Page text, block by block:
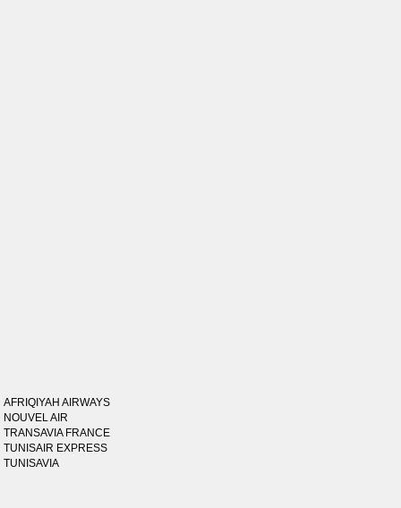
AFRIQIYAH AIRWAYS
NOUVEL AIR
TRANSAVIA FRANCE
TUNISAIR EXPRESS
TUNISAVIA